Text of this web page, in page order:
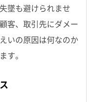
墜も避けられませ
客、取引先にダメー
いの原因は何なのか
す。